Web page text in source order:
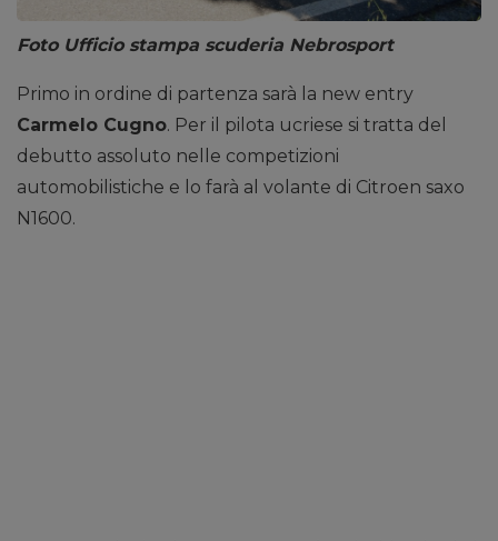
Foto Ufficio stampa scuderia Nebrosport
Primo in ordine di partenza sarà la new entry
Carmelo Cugno. Per il pilota ucriese si tratta del
debutto assoluto nelle competizioni
automobilistiche e lo farà al volante di Citroen saxo
N1600.